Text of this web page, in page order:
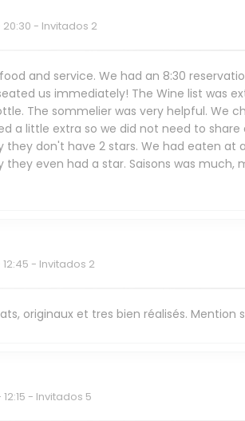
20:30 - Invitados 2
and service. We had an 8:30
us immediately! The Wine list was
The sommelier was very helpful. We
a little extra so we did not need to
they don't have 2 stars. We had eaten at
they even had a star. Saisons was
12:45 - Invitados 2
originaux et tres bien réalisés.
12:15 - Invitados 5